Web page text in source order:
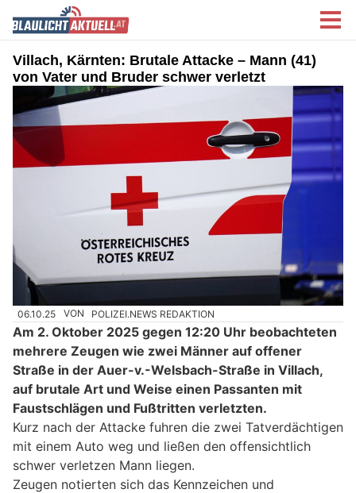
Villach, Kärnten: Brutale Attacke – Mann (41)
von Vater und Bruder schwer verletzt
06.10.25 VON POLIZEI.NEWS REDAKTION
Am 2. Oktober 2025 gegen 12:20 Uhr beobachteten
mehrere Zeugen wie zwei Männer auf offener
Straße in der Auer-v.-Welsbach-Straße in Villach,
auf brutale Art und Weise einen Passanten mit
Faustschlägen und Fußtritten verletzten.
Kurz nach der Attacke fuhren die zwei Tatverdächtigen
mit einem Auto weg und ließen den offensichtlich
schwer verletzen Mann liegen.
Zeugen notierten sich das Kennzeichen und